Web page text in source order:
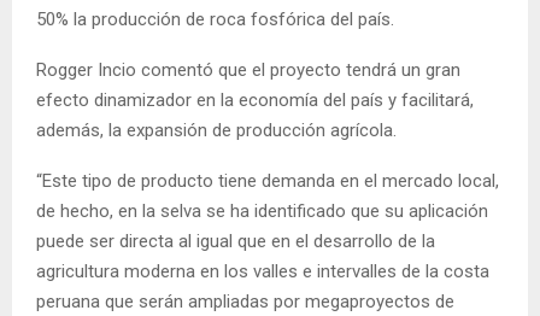
50% la producción de roca fosfórica del país.
Rogger Incio comentó que el proyecto tendrá un gran
efecto dinamizador en la economía del país y facilitará,
además, la expansión de producción agrícola.
“Este tipo de producto tiene demanda en el mercado local,
de hecho, en la selva se ha identificado que su aplicación
puede ser directa al igual que en el desarrollo de la
agricultura moderna en los valles e intervalles de la costa
peruana que serán ampliadas por megaproyectos de